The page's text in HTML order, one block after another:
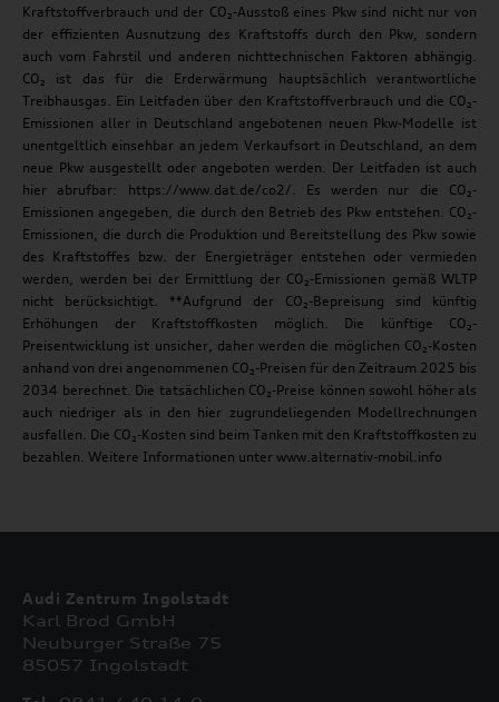
Kraftstoffverbrauch und der CO₂-Ausstoß eines Pkw sind nicht nur von
der effizienten Ausnutzung des Kraftstoffs durch den Pkw, sondern
auch vom Fahrstil und anderen nichttechnischen Faktoren abhängig.
CO₂ ist das für die Erderwärmung hauptsächlich verantwortliche
Treibhausgas. Ein Leitfaden über den Kraftstoffverbrauch und die CO₂-
Emissionen aller in Deutschland angebotenen neuen Pkw-Modelle ist
unentgeltlich einsehbar an jedem Verkaufsort in Deutschland, an dem
neue Pkw ausgestellt oder angeboten werden. Der Leitfaden ist auch
hier abrufbar: https://www.dat.de/co2/. Es werden nur die CO₂-
Emissionen angegeben, die durch den Betrieb des Pkw entstehen. CO₂-
Emissionen, die durch die Produktion und Bereitstellung des Pkw sowie
des Kraftstoffes bzw. der Energieträger entstehen oder vermieden
werden, werden bei der Ermittlung der CO₂-Emissionen gemäß WLTP
nicht berücksichtigt. **Aufgrund der CO₂-Bepreisung sind künftig
Erhöhungen der Kraftstoffkosten möglich. Die künftige CO₂-
Preisentwicklung ist unsicher, daher werden die möglichen CO₂-Kosten
anhand von drei angenommenen CO₂-Preisen für den Zeitraum 2025 bis
2034 berechnet. Die tatsächlichen CO₂-Preise können sowohl höher als
auch niedriger als in den hier zugrundeliegenden Modellrechnungen
ausfallen. Die CO₂-Kosten sind beim Tanken mit den Kraftstoffkosten zu
bezahlen. Weitere Informationen unter www.alternativ-mobil.info
Audi Zentrum Ingolstadt
Karl Brod GmbH
Neuburger Straße 75
85057 Ingolstadt